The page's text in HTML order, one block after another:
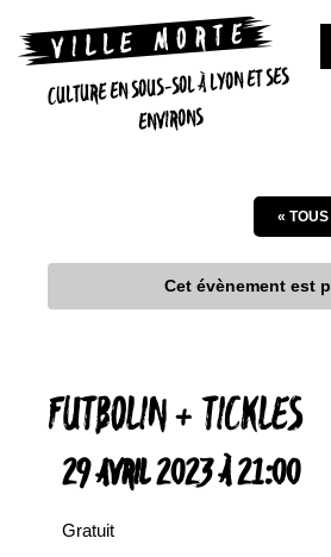
CULTURE EN SOUS-SOL À LYON ET SES
ENVIRONS
«
Cet évènement est
FUTBOLIN + TICKLES
29 AVRIL 2023 À 21:00
Gratuit